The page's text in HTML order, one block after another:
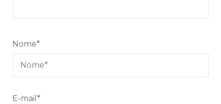
Nome*
E-mail *